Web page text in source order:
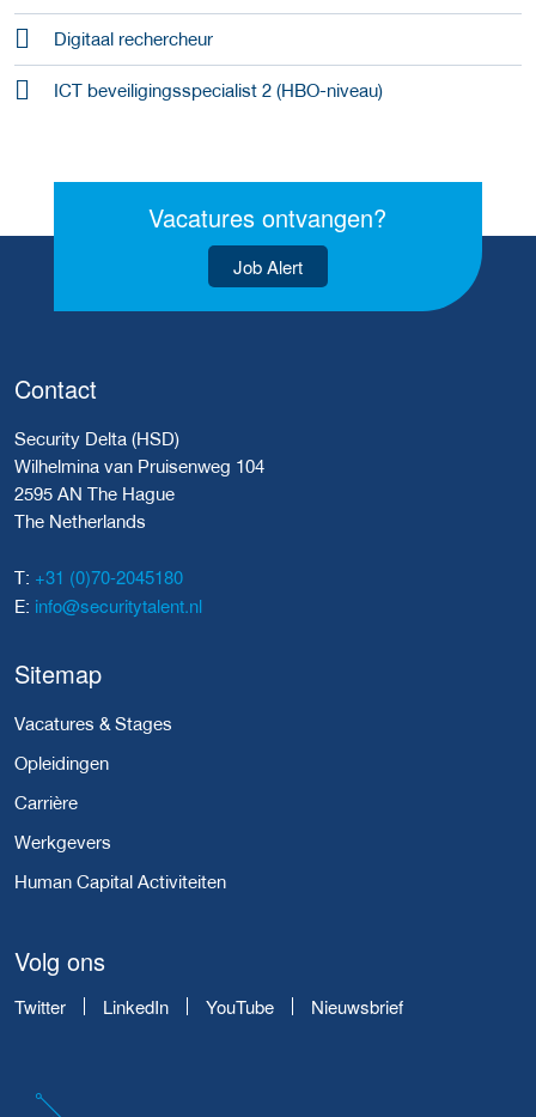
Digitaal rechercheur
ICT beveiligingsspecialist 2 (HBO-niveau)
Vacatures ontvangen?
Job Alert
Contact
Security Delta (HSD)
Wilhelmina van Pruisenweg 104
2595 AN The Hague
The Netherlands
T: +31 (0)70-2045180
E: info@securitytalent.nl
Sitemap
Vacatures & Stages
Opleidingen
Carrière
Werkgevers
Human Capital Activiteiten
Volg ons
Twitter LinkedIn YouTube Nieuwsbrief